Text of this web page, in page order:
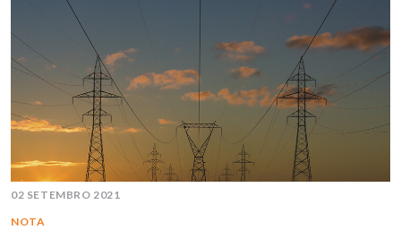
02 SETEMBRO 2021
NOTA